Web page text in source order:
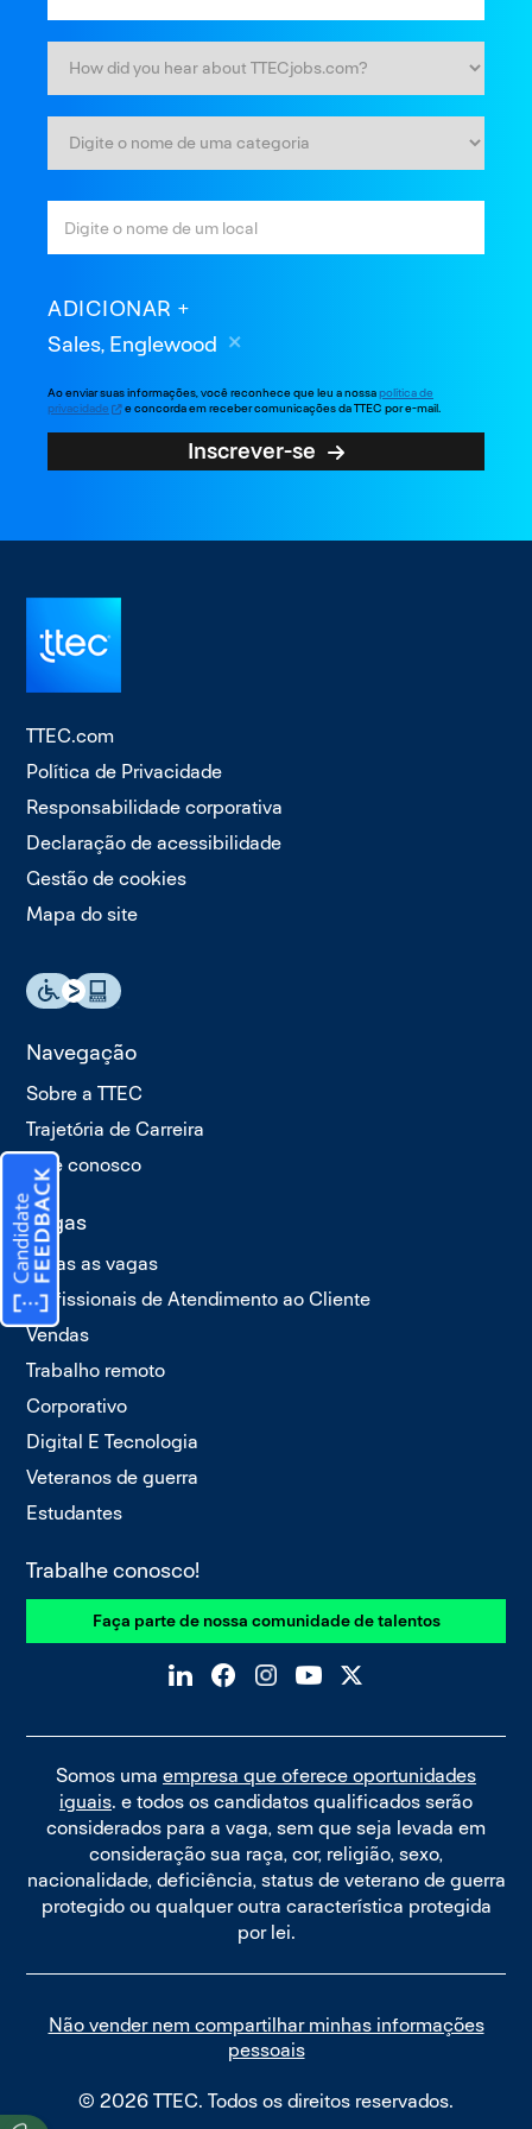
ADICIONAR
Sales, Englewood
Ao enviar suas informações, você reconhece que leu a nossapolítica de
privacidade
e concorda em receber comunicações da TTEC por e-mail.
Inscrever-se
TTEC.com
Política de Privacidade
Responsabilidade corporativa
Declaração de acessibilidade
Gestão de cookies
Mapa do site
Navegação
Sobre a TTEC
Trajetória de Carreira
Fale conosco
Vagas
Todas as vagas
Profissionais de Atendimento ao Cliente
Vendas
Trabalho remoto
Corporativo
Digital E Tecnologia
Veteranos de guerra
Estudantes
Trabalhe conosco!
Faça parte de nossa comunidade de talentos
Somos uma empresa que oferece oportunidades
iguais. e todos os candidatos qualificados serão
considerados para a vaga, sem que seja levada em
consideração sua raça, cor, religião, sexo,
nacionalidade, deficiência, status de veterano de guerra
protegido ou qualquer outra característica protegida
por lei.
Não vender nem compartilhar minhas informações
pessoais
© 2026 TTEC. Todos os direitos reservados.